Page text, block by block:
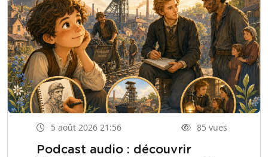
5 août 2026 21:56 85 vues
Podcast audio : découvrir